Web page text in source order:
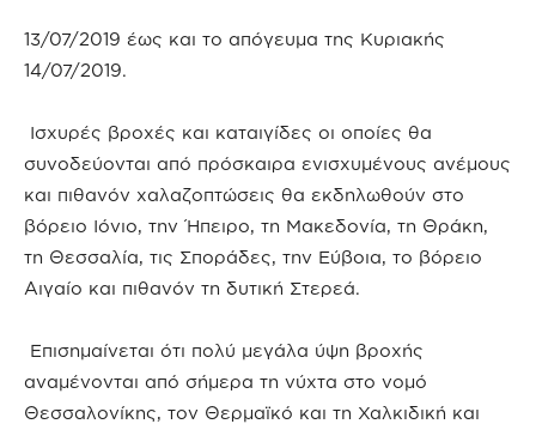
13/07/2019 έως και το απόγευμα της Κυριακής
14/07/2019.
Ισχυρές βροχές και καταιγίδες οι οποίες θα
συνοδεύονται από πρόσκαιρα ενισχυμένους ανέμους
και πιθανόν χαλαζοπτώσεις θα εκδηλωθούν στο
βόρειο Ιόνιο, την Ήπειρο, τη Μακεδονία, τη Θράκη,
τη Θεσσαλία, τις Σποράδες, την Εύβοια, το βόρειο
Αιγαίο και πιθανόν τη δυτική Στερεά.
Επισημαίνεται ότι πολύ μεγάλα ύψη βροχής
αναμένονται από σήμερα τη νύχτα στο νομό
Θεσσαλονίκης, τον Θερμαϊκό και τη Χαλκιδική και